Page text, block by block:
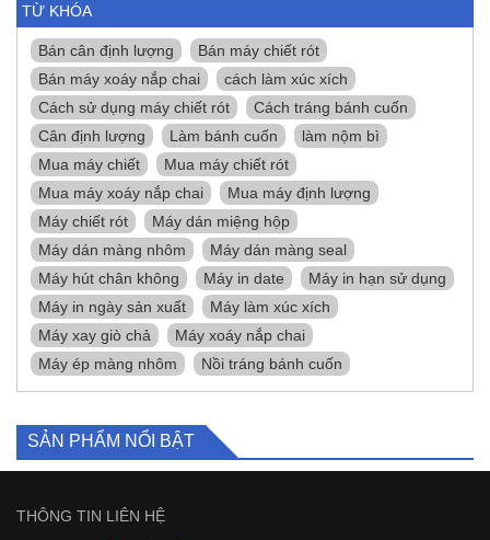
TỪ KHÓA
Bán cân định lượng
Bán máy chiết rót
Bán máy xoáy nắp chai
cách làm xúc xích
Cách sử dụng máy chiết rót
Cách tráng bánh cuốn
Cân định lượng
Làm bánh cuốn
làm nộm bì
Mua máy chiết
Mua máy chiết rót
Mua máy xoáy nắp chai
Mua máy định lượng
Máy chiết rót
Máy dán miệng hộp
Máy dán màng nhôm
Máy dán màng seal
Máy hút chân không
Máy in date
Máy in hạn sử dụng
Máy in ngày sản xuất
Máy làm xúc xích
Máy xay giò chả
Máy xoáy nắp chai
Máy ép màng nhôm
Nồi tráng bánh cuốn
SẢN PHẨM NỔI BẬT
THÔNG TIN LIÊN HỆ